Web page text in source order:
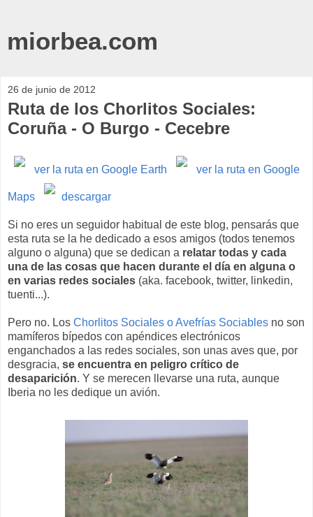
miorbea.com
26 de junio de 2012
Ruta de los Chorlitos Sociales:
Coruña - O Burgo - Cecebre
ver la ruta en Google Earth ver la ruta en Google
Maps descargar
Si no eres un seguidor habitual de este blog, pensarás que
esta ruta se la he dedicado a esos amigos (todos tenemos
alguno o alguna) que se dedican a relatar todas y cada
una de las cosas que hacen durante el día en alguna o
en varias redes sociales (aka. facebook, twitter, linkedin,
tuenti...).
Pero no. Los Chorlitos Sociales o Avefrías Sociables no son
mamíferos bípedos con apéndices electrónicos
enganchados a las redes sociales, son unas aves que, por
desgracia, se encuentra en peligro crítico de
desaparición. Y se merecen llevarse una ruta, aunque
Iberia no les dedique un avión.